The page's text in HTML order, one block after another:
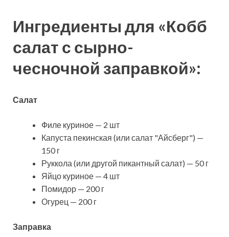
Ингредиенты для «Кобб
салат с сырно-
чесночной заправкой»:
Салат
Филе куриное — 2 шт
Капуста пекинская (или салат "Айсберг") —
150 г
Руккола (или другой пикантный салат) — 50 г
Яйцо куриное — 4 шт
Помидор — 200 г
Огурец — 200 г
Заправка